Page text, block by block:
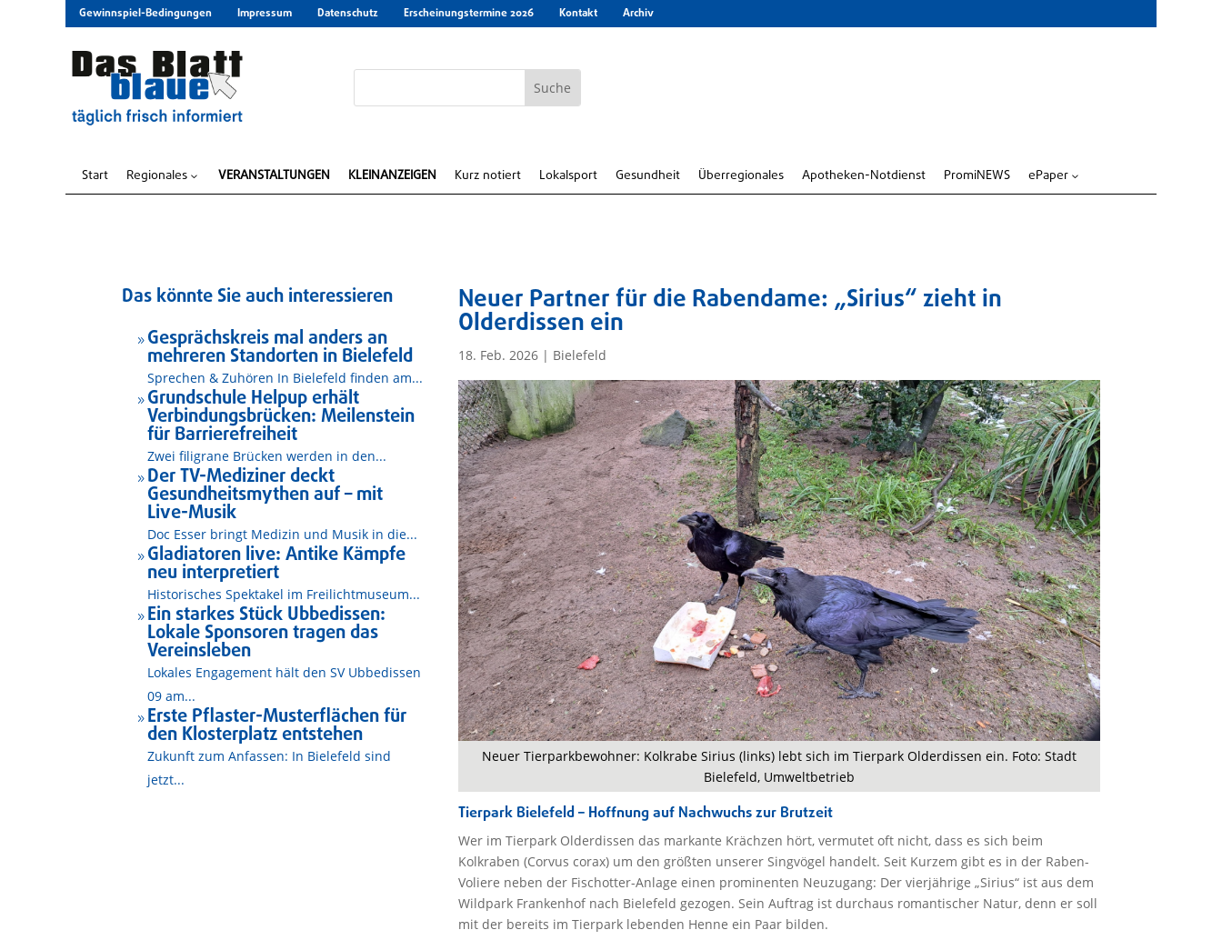
Gewinnspiel-Bedingungen Impressum Datenschutz Erscheinungstermine 2026 Kontakt Archiv
Start Regionales 3 VERANSTALTUNGEN KLEINANZEIGEN Kurz notiert Lokalsport Gesundheit Überregionales Apotheken-Notdienst PromiNEWS ePaper 3
Das könnte Sie auch interessieren
9 Gesprächskreis mal anders an
mehreren Standorten in Bielefeld
Sprechen & Zuhören In Bielefeld finden am...
9 Grundschule Helpup erhält
Verbindungsbrücken: Meilenstein
für Barrierefreiheit
Zwei filigrane Brücken werden in den...
9 Der TV-Mediziner deckt
Gesundheitsmythen auf – mit
Live-Musik
Doc Esser bringt Medizin und Musik in die...
9 Gladiatoren live: Antike Kämpfe
neu interpretiert
Historisches Spektakel im Freilichtmuseum...
9 Ein starkes Stück Ubbedissen:
Lokale Sponsoren tragen das
Vereinsleben
Lokales Engagement hält den SV Ubbedissen
09 am...
9 Erste Pflaster-Musterflächen für
den Klosterplatz entstehen
Zukunft zum Anfassen: In Bielefeld sind
jetzt...
Neuer Partner für die Rabendame: „Sirius“ zieht in
Olderdissen ein
18. Feb. 2026| Bielefeld
Neuer Tierparkbewohner: Kolkrabe Sirius (links) lebt sich im Tierpark Olderdissen ein. Foto: Stadt
Bielefeld, Umweltbetrieb
Tierpark Bielefeld – Hoffnung auf Nachwuchs zur Brutzeit
Wer im Tierpark Olderdissen das markante Krächzen hört, vermutet oft nicht, dass es sich beim
Kolkraben (Corvus corax) um den größten unserer Singvögel handelt. Seit Kurzem gibt es in der Raben-
Voliere neben der Fischotter-Anlage einen prominenten Neuzugang: Der vierjährige „Sirius“ ist aus dem
Wildpark Frankenhof nach Bielefeld gezogen. Sein Auftrag ist durchaus romantischer Natur, denn er soll
mit der bereits im Tierpark lebenden Henne ein Paar bilden.